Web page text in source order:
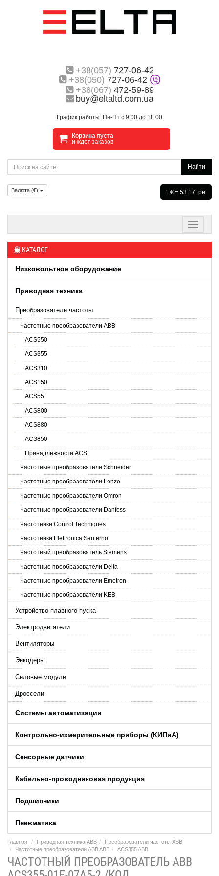
+38(057) 727-06-42
+38(050) 727-06-42
+38(067) 472-59-89
buy@eltaltd.com.ua
График работы: Пн-Пт с 9:00 до 18:00
Корзина пуста
и ждет заказов
Найти
Валюта (€) 1 € = 53.17 грн.
КАТАЛОГ
Низковольтное оборудование
Приводная техника
Преобразователи частоты
Частотные преобразователи ABB
ACS550
ACS355
ACS310
ACS150
ACS55
ACS800
ACS880
ACS850
Принадлежности ACS
Частотные преобразователи Schneider
Частотные преобразователи Lenze
Частотные преобразователи Omron
Частотные преобразователи Danfoss
Частотники Control Techniques
Частотники Elettronica Santerno
Частотный преобразователь Siemens
Частотные преобразователи Delta
Частотные преобразователи Emotron
Частотные преобразователи KEB
Устройство плавного пуска
Электродвигатели
Вентиляторы
Энкодеры
Силовые модули
Дроссели
Системы автоматизации
Контрольно-измерительные приборы (КИПиA)
Сенсорные датчики
Кабельно-проводниковая продукция
Подшипники
Пневматика
Главная Приводная техника ABB
Преобразователи частоты ABB
Частотные преобразователи ABB ABB
ACS355 ABB
ЧАСТОТНЫЙ ПРЕОБРАЗОВАТЕЛЬ ABB